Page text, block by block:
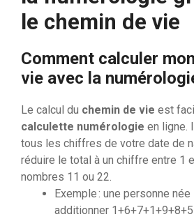
le chemin de vie
Comment calculer
vie avec la
Le calcul du chemin de vie est
calculette numérologie en ligne.
tous les chiffres de votre date de
réduire le total à un chiffre entre 1
nombres 11 ou 22.
Exemple : une personne
additionner